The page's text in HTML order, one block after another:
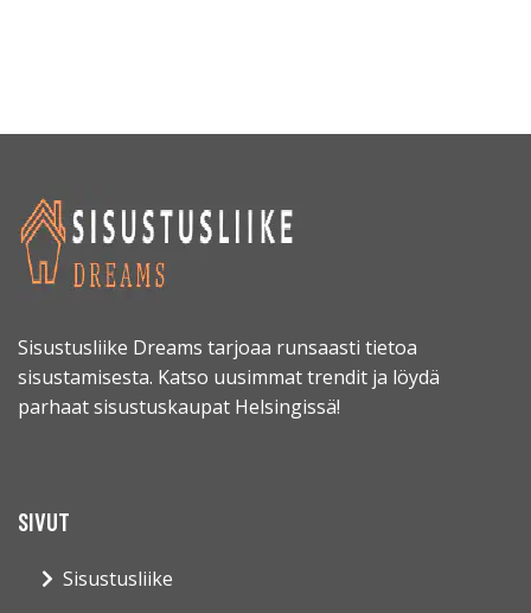
Sisustusliike Dreams tarjoaa runsaasti tietoa
sisustamisesta. Katso uusimmat trendit ja löydä
parhaat sisustuskaupat Helsingissä!
SIVUT
Sisustusliike